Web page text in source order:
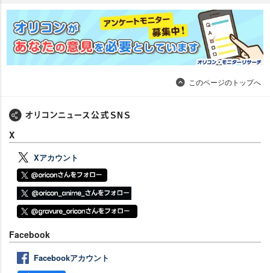
このページのトップへ
X
Xアカウント
Facebook
Facebookアカウント